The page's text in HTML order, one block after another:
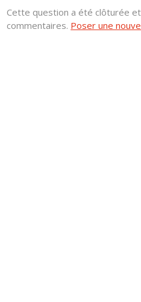
Cette question a été clôturée
commentaires. Poser une